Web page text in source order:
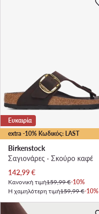
extra -10% Κωδικός: LAST
Ευκαιρία
Birkenstock
Σαγιονάρες · Σκούρο καφέ
Τρέχουσα τιμή
142,99€
Κανονική τιμή159,99 €-10%
Η χαμηλότερη τιμή159,99 €-10%